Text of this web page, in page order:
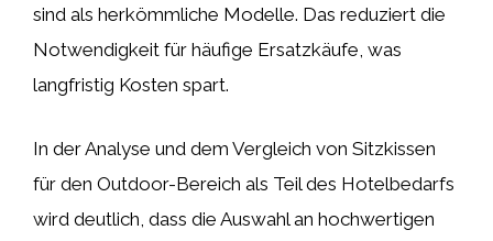
sind als herkömmliche Modelle. Das reduziert die
Notwendigkeit für häufige Ersatzkäufe, was
langfristig Kosten spart.
In der Analyse und dem Vergleich von Sitzkissen
für den Outdoor-Bereich als Teil des Hotelbedarfs
wird deutlich, dass die Auswahl an hochwertigen